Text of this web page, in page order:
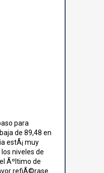
para
de 89,48 en
estÃ¡ muy
niveles de
Ãºltimo de
refiÃ©rase